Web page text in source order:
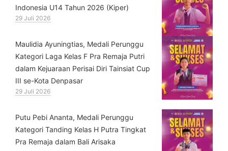
Indonesia U14 Tahun 2026 (Kiper)
29 Juli 2026
⁠Maulidia Ayuningtias, Medali Perunggu
Kategori Laga Kelas F Pra Remaja Putri
dalam Kejuaraan Perisai Diri Tainsiat Cup
III se-Kota Denpasar
29 Juli 2026
Putu Pebi Ananta, Medali Perunggu
Kategori Tanding Kelas H Putra Tingkat
Pra Remaja dalam Bali Arisaka